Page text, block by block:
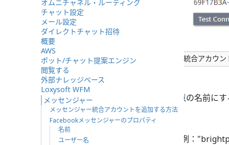
Facebookメッセンジャー統合アカウン
名前
この統合アカウントの名前（任意の名前に
ユーザー名
Facebookページのユーザー名（例：
オムニチャネル・ルーティング
チャット設定
メール設定
ダイレクトチャット招待
概要
AWS
ボット/チャット提案エンジン
閲覧する
外部ナレッジベース
Loxysoft WFM
メッセンジャー
メッセンジャー統合アカウントを追加する方法
Facebookメッセンジャーのプロパティ
名前
ユーザー名